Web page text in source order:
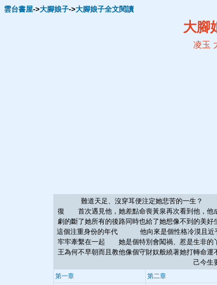
雲台書屋->大腳娘子->大腳娘子全文閱讀
大腳
凌玉
難道天足、沒穿耳便注定她悲苦的一生？ 不
復 首次遇見他，她差點命喪黃泉再次看到他，他
劇的斷了她所有的後路同時也給了她想像不到的美
這個注重身份的年代 他向來是個性格冷漠且近乎
牢牢牽繫在一起 她是個特別會闖禍、惹是生非的
王為何不早朝而且教他像個守財奴般繞著她打轉命
己今生
第一章
第二章